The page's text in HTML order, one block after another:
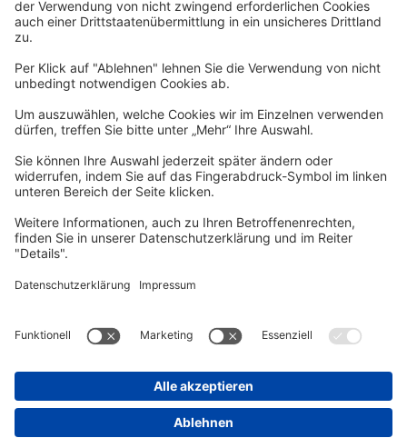
Newsletter
Per E-Mail informieren wir Sie über interessante Angebote.
Zum Newsletter anmelden
vhs Post
Zur vhs Post anmelden
Kontrast
Kurs-Merkliste
Bitte melden Sie sich über den folgenden Button an:
Sie haben noch kein Konto?
Registrieren Sie sich jetzt